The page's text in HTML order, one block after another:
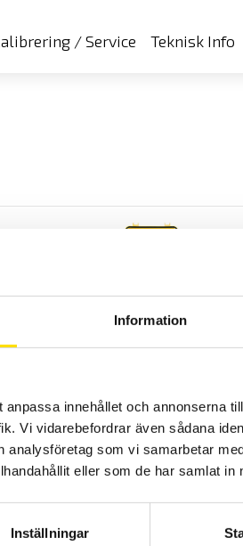
Information
innehållet och annonserna
Vi vidarebefordrar även sådana
analysföretag som vi samarbetar
eller som de har samlat in
Inställningar
/ Service Teknisk Info
menyer och helsvensk manual samt
rapporteringsmjukvara.
kr – 74,900.00
61,900.00 kr
LÄS